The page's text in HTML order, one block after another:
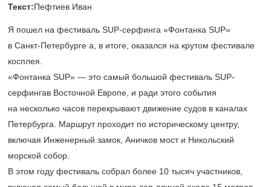
Текст:Пефтиев Иван
Я пошел на фестиваль SUP-серфинга «Фонтанка SUP»
в Санкт-Петербурге а, в итоге, оказался на крутом фестивале
косплея.
«Фонтанка SUP» — это самый большой фестиваль SUP-
серфингав Восточной Европе, и ради этого события
на несколько часов перекрывают движение судов в каналах
Петербурга. Маршрут проходит по историческому центру,
включая Инженерный замок, Аничков мост и Никольский
морской собор.
В этом году фестиваль собрал более 10 тысяч участников,